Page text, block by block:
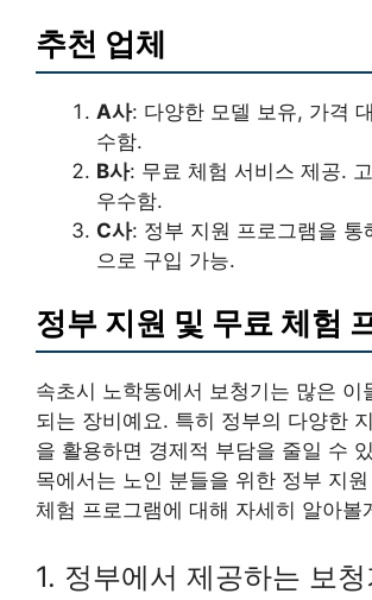
추천 업체
A사: 다양한 모델 보유, 가격
수함.
B사: 무료 체험 서비스 제공.
우수함.
C사: 정부 지원 프로그램을 통
으로 구입 가능.
정부 지원 및 무료 체험
속초시 노학동에서 보청기는 많은 이
되는 장비예요. 특히 정부의 다양한
을 활용하면 경제적 부담을 줄일 수
목에서는 노인 분들을 위한 정부 지
체험 프로그램에 대해 자세히 알아볼
1. 정부에서 제공하는 보